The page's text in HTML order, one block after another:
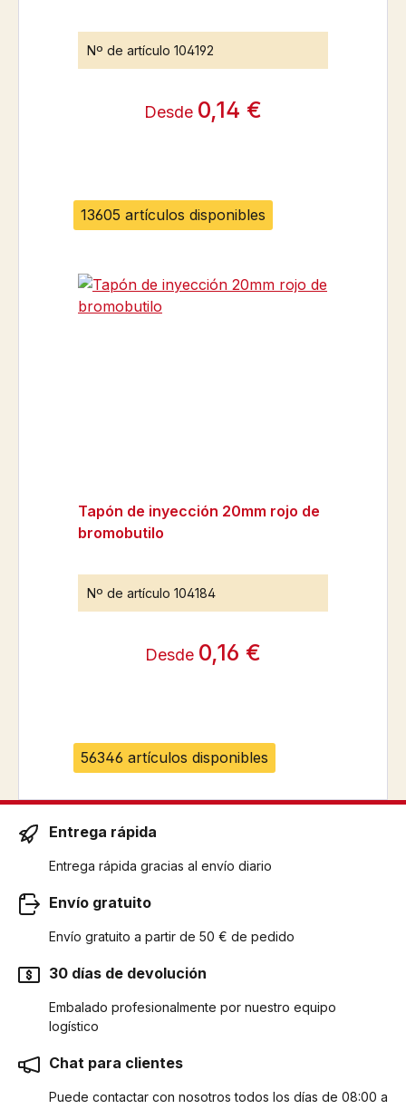
13605 artículos disponibles
Nº de artículo 104192
Desde 0,14 €
56346 artículos disponibles
Tapón de inyección 20mm rojo de
bromobutilo
Nº de artículo 104184
Desde 0,16 €
Entrega rápida
Entrega rápida gracias al envío diario
Envío gratuito
Envío gratuito a partir de 50 € de pedido
30 días de devolución
Embalado profesionalmente por nuestro equipo
logístico
Chat para clientes
Puede contactar con nosotros todos los días de 08:00 a